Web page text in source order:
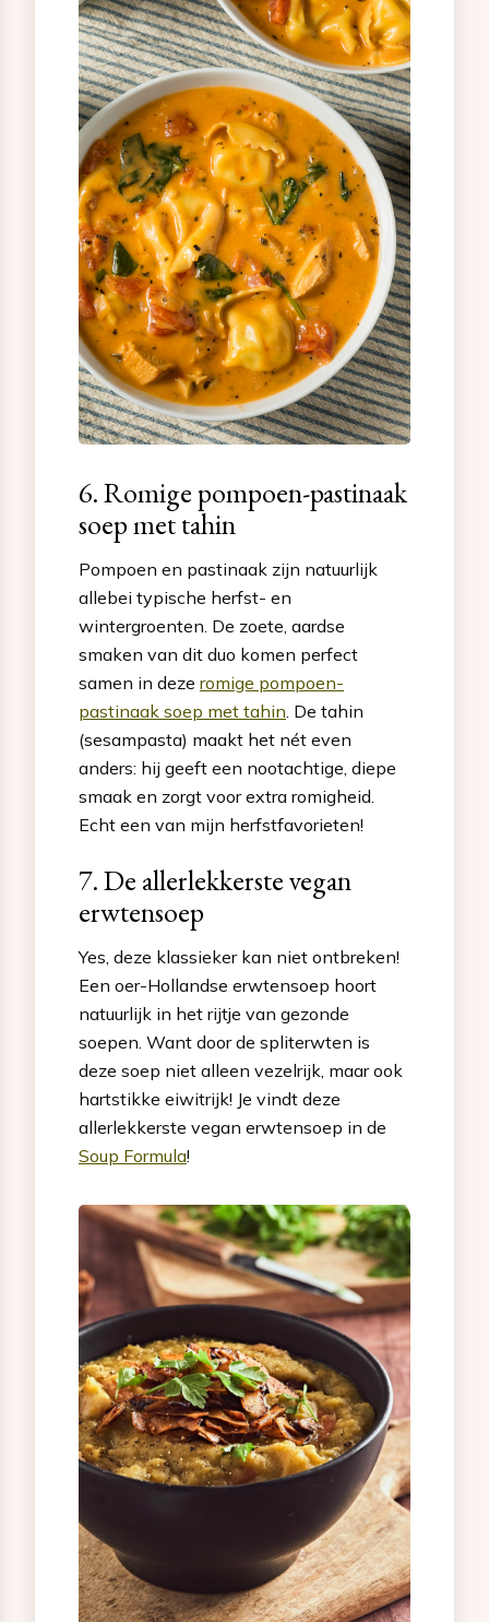
6. Romige pompoen-pastinaak
soep met tahin
Pompoen en pastinaak zijn natuurlijk
allebei typische herfst- en
wintergroenten. De zoete, aardse
smaken van dit duo komen perfect
samen in deze romige pompoen-
pastinaak soep met tahin. De tahin
(sesampasta) maakt het nét even
anders: hij geeft een nootachtige, diepe
smaak en zorgt voor extra romigheid.
Echt een van mijn herfstfavorieten!
7. De allerlekkerste vegan
erwtensoep
Yes, deze klassieker kan niet ontbreken!
Een oer-Hollandse erwtensoep hoort
natuurlijk in het rijtje van gezonde
soepen. Want door de spliterwten is
deze soep niet alleen vezelrijk, maar ook
hartstikke eiwitrijk! Je vindt deze
allerlekkerste vegan erwtensoep in de
Soup Formula!